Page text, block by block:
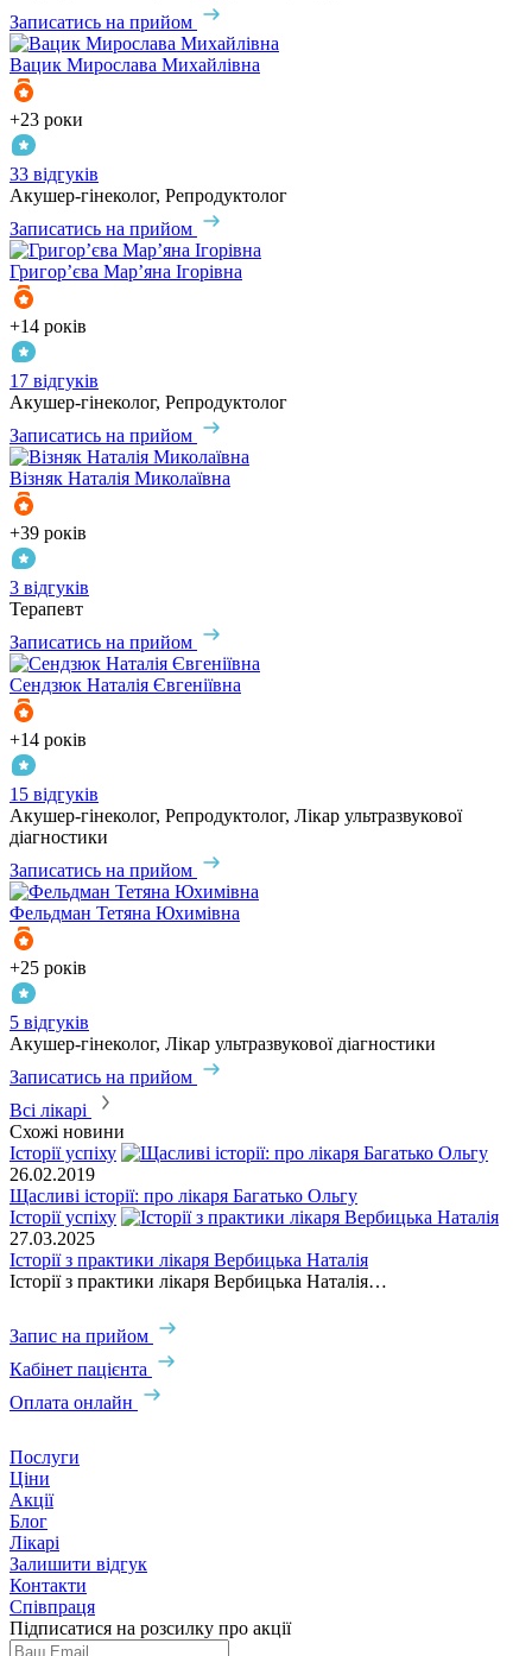
Записатись на прийом
Вацик Мирослава Михайлівна
+23 роки
33 відгуків
Акушер-гінеколог, Репродуктолог
Записатись на прийом
Григор’єва Мар’яна Ігорівна
+14 років
17 відгуків
Акушер-гінеколог, Репродуктолог
Записатись на прийом
Візняк Наталія Миколаївна
+39 років
3 відгуків
Терапевт
Записатись на прийом
Сендзюк Наталія Євгеніївна
+14 років
15 відгуків
Акушер-гінеколог, Репродуктолог, Лікар ультразвукової
діагностики
Записатись на прийом
Фельдман Тетяна Юхимівна
+25 років
5 відгуків
Акушер-гінеколог, Лікар ультразвукової діагностики
Записатись на прийом
Всі лікарі
Схожі новини
Історії успіху
26.02.2019
Щасливі історії: про лікаря Багатько Ольгу
Історії успіху
27.03.2025
Історії з практики лікаря Вербицька Наталія
Історії з практики лікаря Вербицька Наталія…
Запис на прийом
Кабінет пацієнта
Оплата онлайн
Послуги
Ціни
Акції
Блог
Лікарі
Залишити відгук
Контакти
Співпраця
Підписатися на розсилку про акції